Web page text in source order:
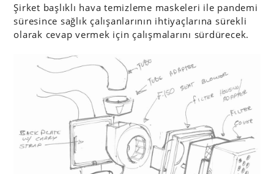
Şirket başlıklı hava temizleme maskeleri ile pandemi
süresince sağlık çalışanlarının ihtiyaçlarına sürekli
olarak cevap vermek için çalışmalarını sürdürecek.